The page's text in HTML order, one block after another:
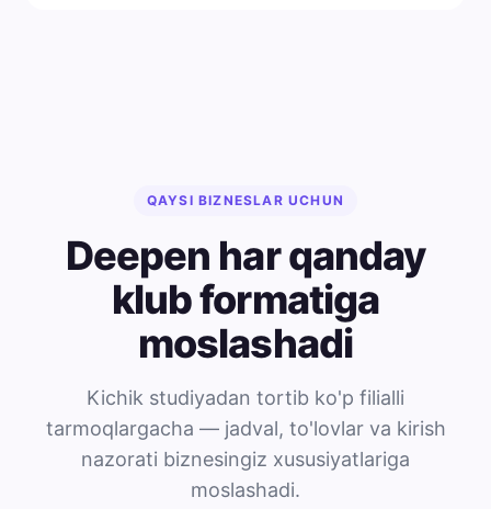
QAYSI BIZNESLAR UCHUN
Deepen har qanday
klub formatiga
moslashadi
Kichik studiyadan tortib ko'p filialli
tarmoqlargacha — jadval, to'lovlar va kirish
nazorati biznesingiz xususiyatlariga
moslashadi.